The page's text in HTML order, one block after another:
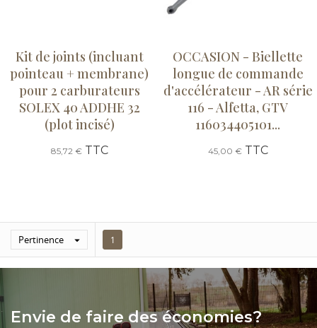
Kit de joints (incluant
pointeau + membrane)
pour 2 carburateurs
SOLEX 40 ADDHE 32
(plot incisé)
85,72 €TTC
OCCASION - Biellette
longue de commande
d'accélérateur - AR série
116 - Alfetta, GTV
116034405101...
45,00 €TTC
Pertinence  1
Envie de faire des économies?